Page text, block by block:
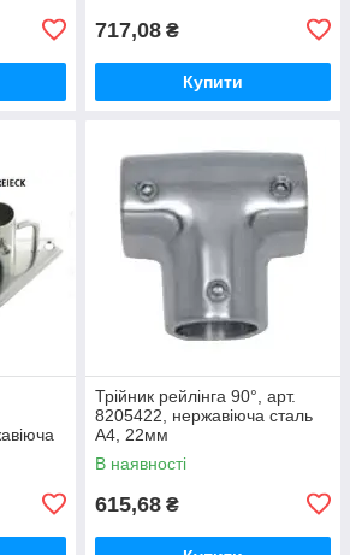
717,08 ₴
Купити
Трійник рейлінга 90°, арт.
8205422, нержавіюча сталь
А4, 22мм
В наявності
615,68 ₴